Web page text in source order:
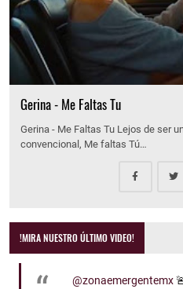
Gerina - Me Faltas Tu
Gerina - Me Faltas Tu Lejos de ser
convencional, Me faltas Tú…
!MIRA NUESTRO ÚLTIMO VIDEO!
@zonaemergentemx